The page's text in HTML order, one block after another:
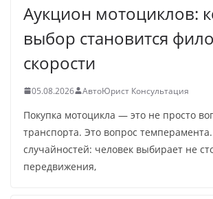
Аукцион мотоциклов:
выбор становится
скорости
05.08.2026 АвтоЮрист Консультация
Покупка мотоцикла — это не просто
транспорта. Это вопрос
случайностей: человек выбирает не
передвижения,